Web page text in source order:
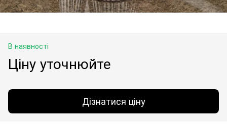
В наявності
Ціну уточнюйте
Дізнатися ціну